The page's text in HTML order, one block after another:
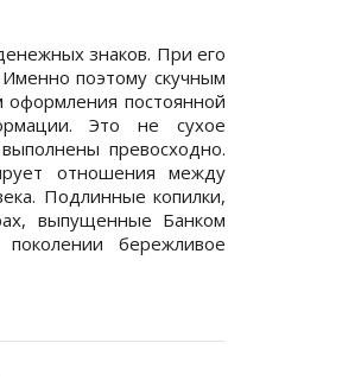
знаков. При его
поэтому скучным
постоянной
Это не сухое
превосходно.
отношения между
Подлинные копилки,
выпущенные Банком
бережливое